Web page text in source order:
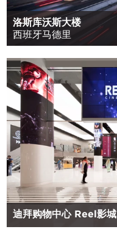
洛斯库沃斯大楼
西班牙马德里
迪拜购物中心 Reel影城